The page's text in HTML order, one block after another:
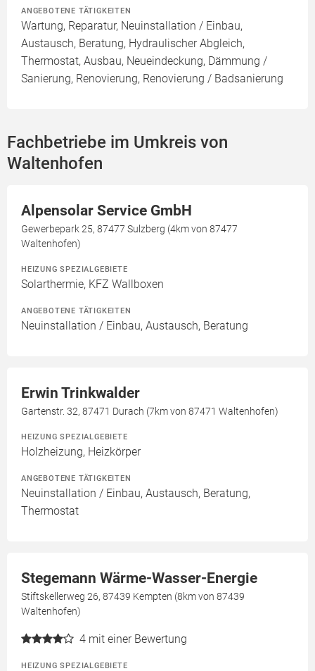
ANGEBOTENE TÄTIGKEITEN
Wartung, Reparatur, Neuinstallation / Einbau,
Austausch, Beratung, Hydraulischer Abgleich,
Thermostat, Ausbau, Neueindeckung, Dämmung /
Sanierung, Renovierung, Renovierung / Badsanierung
Fachbetriebe im Umkreis von
Waltenhofen
Alpensolar Service GmbH
Gewerbepark 25, 87477 Sulzberg (4km von 87477
Waltenhofen)
HEIZUNG SPEZIALGEBIETE
Solarthermie, KFZ Wallboxen
ANGEBOTENE TÄTIGKEITEN
Neuinstallation / Einbau, Austausch, Beratung
Erwin Trinkwalder
Gartenstr. 32, 87471 Durach (7km von 87471 Waltenhofen)
HEIZUNG SPEZIALGEBIETE
Holzheizung, Heizkörper
ANGEBOTENE TÄTIGKEITEN
Neuinstallation / Einbau, Austausch, Beratung,
Thermostat
Stegemann Wärme-Wasser-Energie
Stiftskellerweg 26, 87439 Kempten (8km von 87439
Waltenhofen)
4 mit einer Bewertung
HEIZUNG SPEZIALGEBIETE